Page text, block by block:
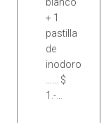
+ 1
pastilla
de
inodoro
…… $
1.-…